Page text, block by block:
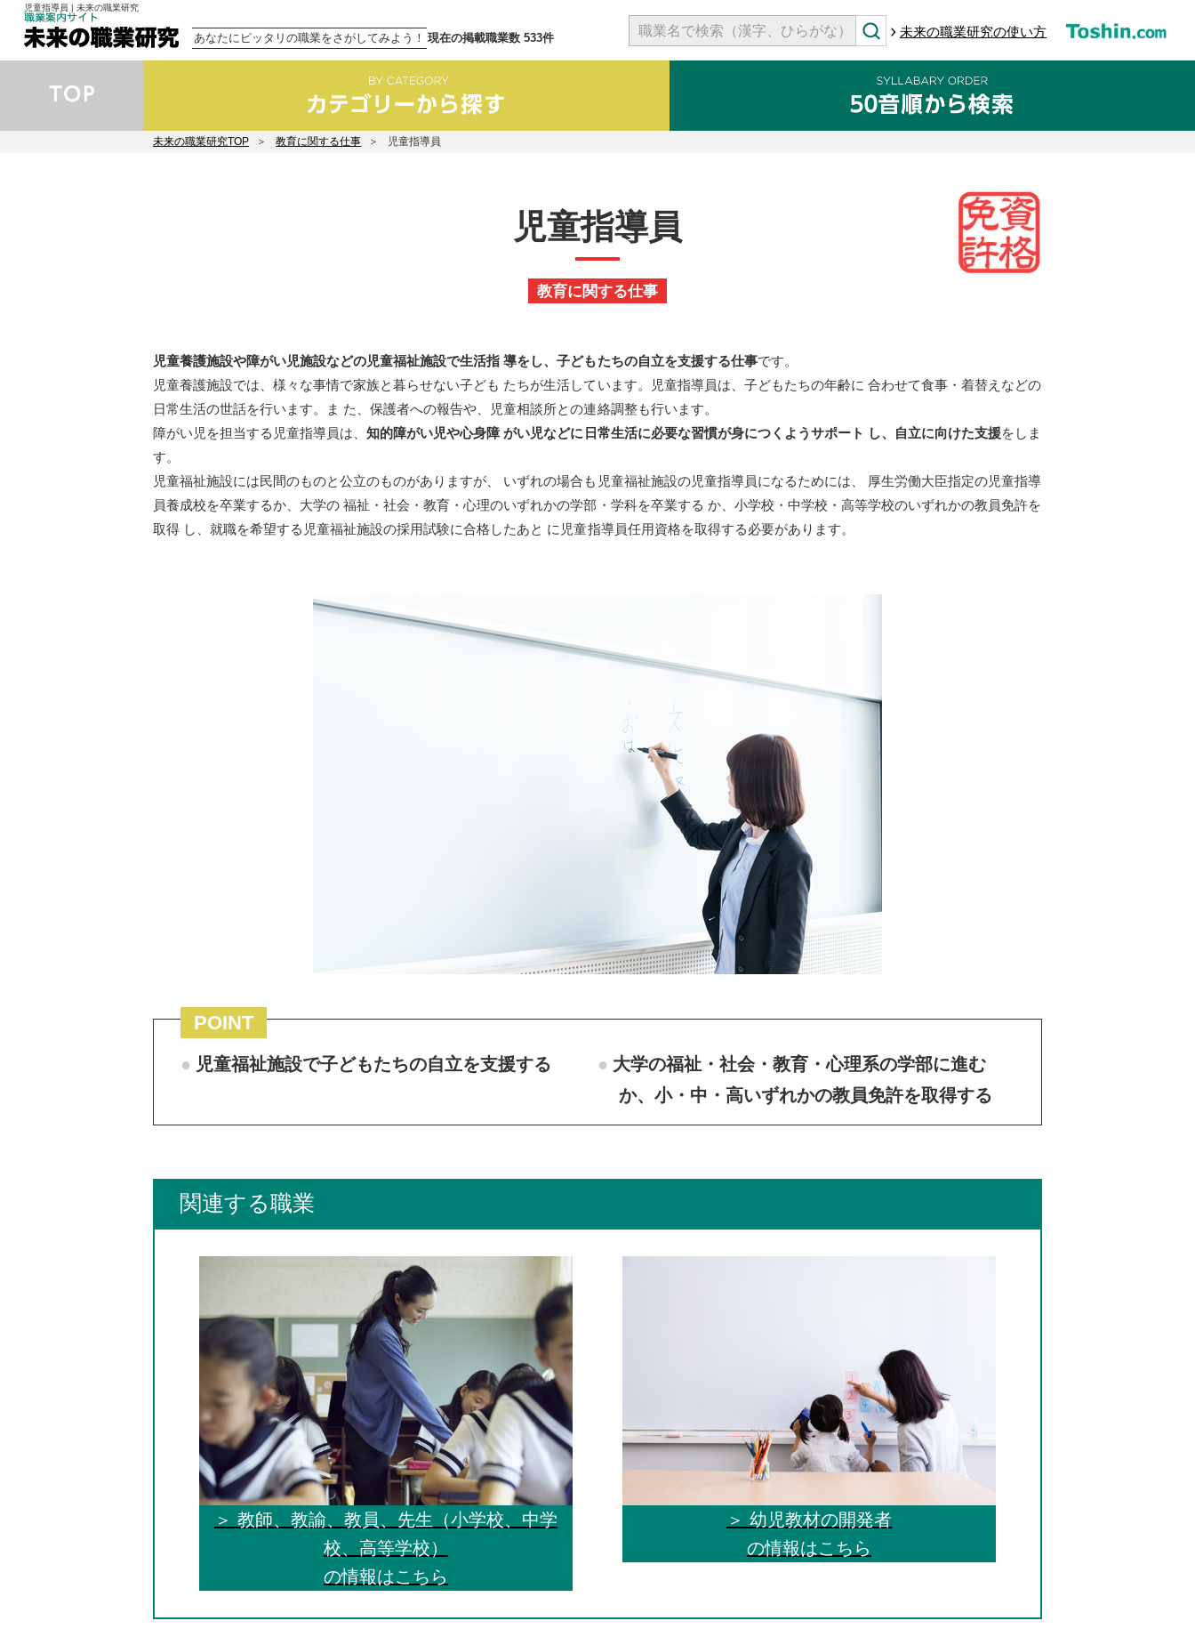
児童指導員 | 未来の職業研究
現在の掲載職業数 533件
あなたにピッタリの職業をさがしてみよう！ 未来の職業研究の使い方
未来の職業研究TOP 教育に関する仕事 児童指導員
児童指導員
教育に関する仕事
児童養護施設や障がい児施設などの児童福祉施設で生活指 導をし、子どもたちの自立を支援する仕事です。
児童養護施設では、様々な事情で家族と暮らせない子ども たちが生活しています。児童指導員は、子どもたちの年齢に 合わせて食事・着替えなどの
日常生活の世話を行います。ま た、保護者への報告や、児童相談所との連絡調整も行います。
障がい児を担当する児童指導員は、知的障がい児や心身障 がい児などに日常生活に必要な習慣が身につくようサポート し、自立に向けた支援をしま
す。
児童福祉施設には民間のものと公立のものがありますが、 いずれの場合も児童福祉施設の児童指導員になるためには、 厚生労働大臣指定の児童指導
員養成校を卒業するか、大学の 福祉・社会・教育・心理のいずれかの学部・学科を卒業する か、小学校・中学校・高等学校のいずれかの教員免許を
取得 し、就職を希望する児童福祉施設の採用試験に合格したあと に児童指導員任用資格を取得する必要があります。
POINT
児童福祉施設で子どもたちの自立を支援する
大学の福祉・社会・教育・心理系の学部に進む
か、小・中・高いずれかの教員免許を取得する
関連する職業
＞ 教師、教諭、教員、先生（小学校、中学
校、高等学校）
の情報はこちら
＞ 幼児教材の開発者
の情報はこちら